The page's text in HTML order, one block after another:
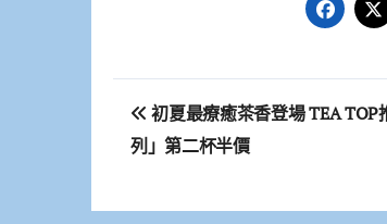
文
章
初夏最療癒茶香登場 TEA TOP
列」第二杯半價